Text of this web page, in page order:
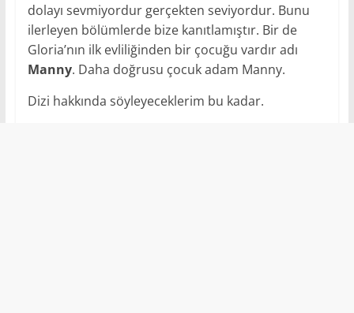
dolayı sevmiyordur gerçekten seviyordur. Bunu
ilerleyen bölümlerde bize kanıtlamıştır. Bir de
Gloria’nın ilk evliliğinden bir çocuğu vardır adı
Manny. Daha doğrusu çocuk adam Manny.
Dizi hakkında söyleyeceklerim bu kadar.